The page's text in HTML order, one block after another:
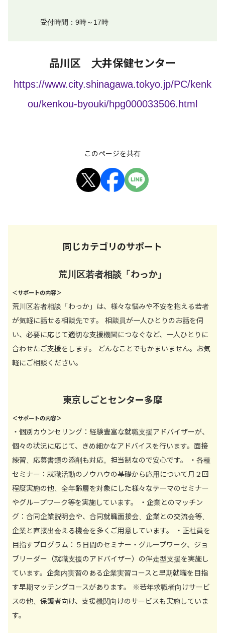
受付時間：9時～17時
品川区 大井保健センター
https://www.city.shinagawa.tokyo.jp/PC/kenk
ou/kenkou-byouki/hpg000033506.html
このページを共有
同じカテゴリのサポート
荒川区若者相談「わっか」
＜サポートの内容＞
荒川区若者相談「わっか」は、様々な悩みや不安を抱える若者
が気軽に話せる相談先です。 相談員が一人ひとりのお話を伺
い、必要に応じて適切な支援機関につなぐなど、一人ひとりに
合わせたご支援をします。 どんなことでもかまいません。お気
軽にご相談ください。
東京しごとセンター多摩
＜サポートの内容＞
・個別カウンセリング：経験豊富な就職支援アドバイザーが、
個々の状況に応じて、きめ細かなアドバイスを行います。面接
練習、応募書類の添削も対応。担当制なので安心です。 ・各種
セミナー：就職活動のノウハウの基礎から応用について月２回
程度実施の他、全年齢層を対象にした様々なテーマのセミナー
やグループワーク等を実施しています。 ・企業とのマッチン
グ：合同企業説明会や、合同就職面接会、企業との交流会等、
企業と直接出会える機会を多くご用意しています。 ・正社員を
目指すプログラム：５日間のセミナー・グループワーク、ジョ
ブリーダー（就職支援のアドバイザー）の伴走型支援を実施し
ています。企業内実習のある企業実習コースと早期就職を目指
す早期マッチングコースがあります。 ※若年求職者向けサービ
スの他、保護者向け、支援機関向けのサービスも実施していま
す。